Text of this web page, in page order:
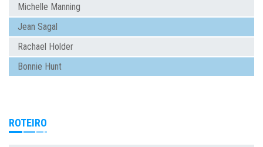
Michelle Manning
Jean Sagal
Rachael Holder
Bonnie Hunt
ROTEIRO